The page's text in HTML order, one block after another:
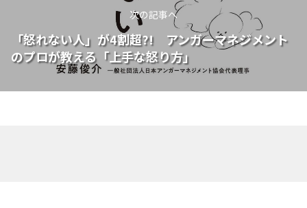
次の記事へ
「怒れない人」が4割超?! アンガーマネジメント
のプロが教える「上手な怒り方」